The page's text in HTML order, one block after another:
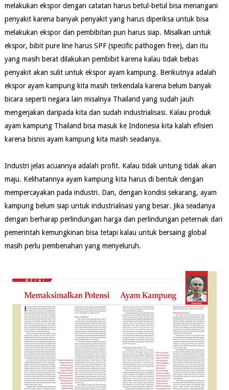
melakukan ekspor dengan catatan harus betul-betul bisa menangani
penyakit karena banyak penyakit yang harus diperiksa untuk bisa
melakukan ekspor dan pembibitan pun harus siap. Misalkan untuk
ekspor, bibit pure line harus SPF (specific pathogen free), dan itu
yang masih berat dilakukan pembibit karena kalau tidak bebas
penyakit akan sulit untuk ekspor ayam kampung. Berikutnya adalah
ekspor ayam kampung kita masih terkendala karena belum banyak
bicara seperti negara lain misalnya Thailand yang sudah jauh
mengerjakan daripada kita dan sudah industrialisasi. Kalau produk
ayam kampung Thailand bisa masuk ke Indonesia kita kalah efisien
karena bisnis ayam kampung kita masih seadanya.
Industri jelas acuannya adalah profit. Kalau tidak untung tidak akan
maju. Kelihatannya ayam kampung kita harus di bentuk dengan
mempercayakan pada industri. Dan, dengan kondisi sekarang, ayam
kampung belum siap untuk industrialisasi yang besar. Jika seadanya
dengan berharap perlindungan harga dan perlindungan peternak dari
pemerintah kemungkinan bisa tetapi kalau untuk bersaing global
masih perlu pembenahan yang menyeluruh.